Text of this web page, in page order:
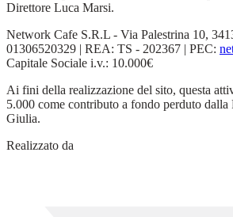
Direttore Luca Marsi.
Network Cafe S.R.L - Via Palestrina 10,
01306520329 | REA: TS - 202367 | PEC:
Capitale Sociale i.v.: 10.000€
Ai fini della realizzazione del sito, questa
5.000 come contributo a fondo perduto
Giulia.
Realizzato da